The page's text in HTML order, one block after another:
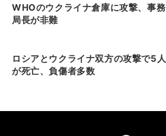
WHOのウクライナ倉庫に攻撃、事務
局長が非難
ロシアとウクライナ双方の攻撃で5人
が死亡、負傷者多数